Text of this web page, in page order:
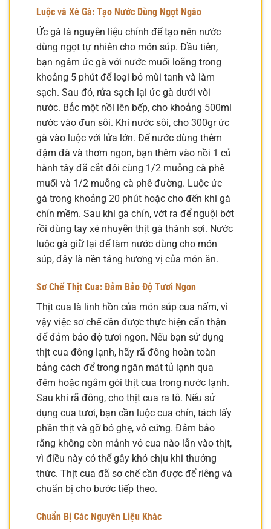
Luộc và Xé Gà: Tạo Nước Dùng Ngọt Ngào
Ức gà là nguyên liệu chính để tạo nên nước
dùng ngọt tự nhiên cho món súp. Đầu tiên,
bạn ngâm ức gà với nước muối loãng trong
khoảng 5 phút để loại bỏ mùi tanh và làm
sạch. Sau đó, rửa sạch lại ức gà dưới vòi
nước. Bắc một nồi lên bếp, cho khoảng 500ml
nước vào đun sôi. Khi nước sôi, cho 300gr ức
gà vào luộc với lửa lớn. Để nước dùng thêm
đậm đà và thơm ngon, bạn thêm vào nồi 1 củ
hành tây đã cắt đôi cùng 1/2 muỗng cà phê
muối và 1/2 muỗng cà phê đường. Luộc ức
gà trong khoảng 20 phút hoặc cho đến khi gà
chín mềm. Sau khi gà chín, vớt ra để nguội bớt
rồi dùng tay xé nhuyễn thịt gà thành sợi. Nước
luộc gà giữ lại để làm nước dùng cho món
súp, đây là nền tảng hương vị của món ăn.
Sơ Chế Thịt Cua: Đảm Bảo Độ Tươi Ngon
Thịt cua là linh hồn của món súp cua nấm, vì
vậy việc sơ chế cần được thực hiện cẩn thận
để đảm bảo độ tươi ngon. Nếu bạn sử dụng
thịt cua đông lạnh, hãy rã đông hoàn toàn
bằng cách để trong ngăn mát tủ lạnh qua
đêm hoặc ngâm gói thịt cua trong nước lạnh.
Sau khi rã đông, cho thịt cua ra tô. Nếu sử
dụng cua tươi, bạn cần luộc cua chín, tách lấy
phần thịt và gỡ bỏ ghẹ, vỏ cứng. Đảm bảo
rằng không còn mảnh vỏ cua nào lẫn vào thịt,
vì điều này có thể gây khó chịu khi thưởng
thức. Thịt cua đã sơ chế cần được để riêng và
chuẩn bị cho bước tiếp theo.
Chuẩn Bị Các Nguyên Liệu Khác